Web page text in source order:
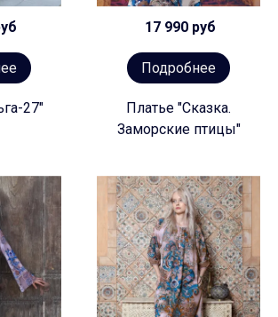
27"
17 990 руб
Подробнее
Платье "Сказка.
Заморские птицы"